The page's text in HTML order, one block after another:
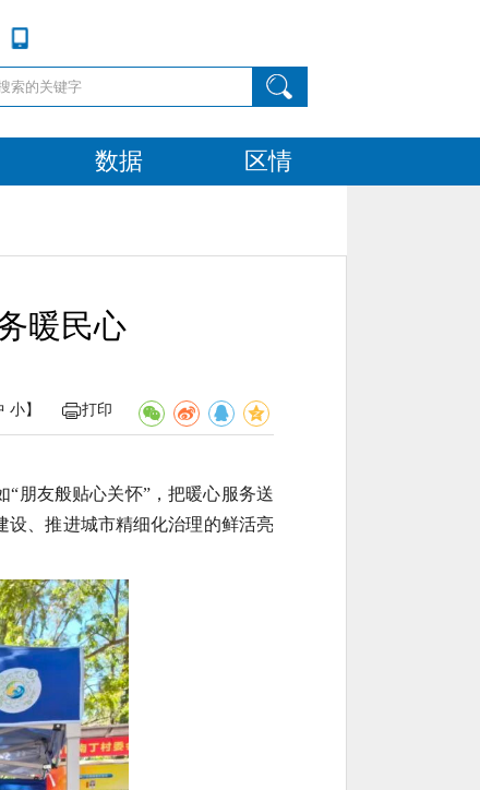
数据 区情
暖民心
小】 打印
朋友般贴心关怀”，把暖心服务送
设、推进城市精细化治理的鲜活亮